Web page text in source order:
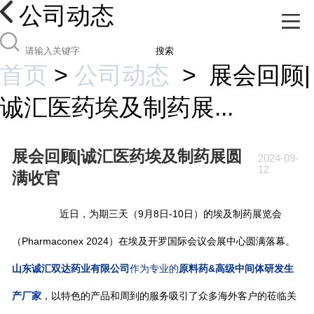
公司动态
搜索
首页 > 公司动态 >
展会回顾|
诚汇医药埃及制药展...
展会回顾|诚汇医药埃及制药展圆
满收官
2024-09-
12
近日，为期三天（9月8日-10日）的埃及制药展览会
（Pharmaconex 2024）在埃及开罗国际会议会展中心圆满落幕。
山东诚汇双达药业有限公司作为专业的原料药&高级中间体研发生
产厂家，以特色的产品和周到的服务吸引了众多海外客户的莅临关